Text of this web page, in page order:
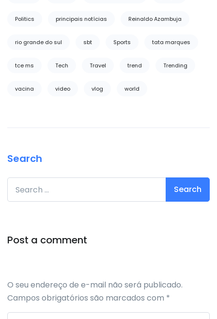
Politics principais notícias Reinaldo Azambuja
rio grande do sul sbt Sports tata marques
tce ms Tech Travel trend Trending
vacina video vlog world
Search
Search for:
Post a comment
O seu endereço de e-mail não será publicado.
Campos obrigatórios são marcados com *